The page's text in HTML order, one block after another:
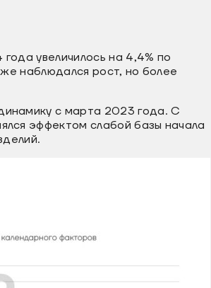
увеличилось на 4,4% по
наблюдался рост, но более
с марта 2023 года. C
эффектом слабой базы начала